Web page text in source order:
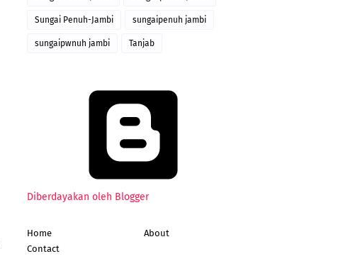
Sungai Penuh-Jambi sungaipenuh jambi
sungaipwnuh jambi Tanjab
Diberdayakan oleh Blogger
Home
About
Contact